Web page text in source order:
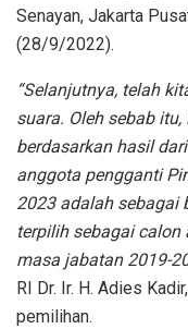
Senayan, Jakarta
(28/9/2022).
“Selanjutnya, telah
suara. Oleh sebab
berdasarkan hasil
anggota pengganti
2023 adalah sebagai
terpilih sebagai
masa jabatan 2019-
RI Dr. Ir. H. Adies
pemilihan.